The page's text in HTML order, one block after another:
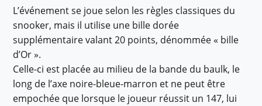
L’événement se joue selon les règles classiques du
snooker, mais il utilise une bille dorée
supplémentaire valant 20 points, dénommée « bille
d’Or ».
Celle-ci est placée au milieu de la bande du baulk, le
long de l’axe noire-bleue-marron et ne peut être
empochée que lorsque le joueur réussit un 147, lui